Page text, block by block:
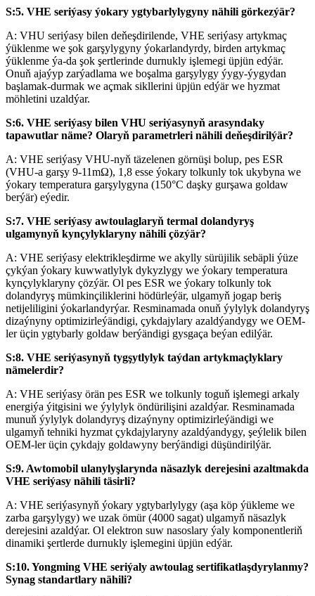
S:5. VHE seriýasy ýokary ygtybarlylygyny nähili görkezýär?
A: VHU seriýasy bilen deňeşdirilende, VHE seriýasy artykmaç
ýüklenme we şok garşylygyny ýokarlandyrdy, birden artykmaç
ýüklenme ýa-da şok şertlerinde durnukly işlemegi üpjün edýär.
Onuň ajaýyp zarýadlama we boşalma garşylygy ýygy-ýygydan
başlamak-durmak we açmak sikllerini üpjün edýär we hyzmat
möhletini uzaldýar.
S:6. VHE seriýasy bilen VHU seriýasynyň arasyndaky
tapawutlar näme? Olaryň parametrleri nähili deňeşdirilýär?
A: VHE seriýasy VHU-nyň täzelenen görnüşi bolup, pes ESR
(VHU-a garşy 9-11mΩ), 1,8 esse ýokary tolkunly tok ukybyna we
ýokary temperatura garşylygyna (150°C daşky gurşawa goldaw
berýär) eýedir.
S:7. VHE seriýasy awtoulaglaryň termal dolandyryş
ulgamynyň kynçylyklaryny nähili çözýär?
A: VHE seriýasy elektrikleşdirme we akylly sürüjilik sebäpli ýüze
çykýan ýokary kuwwatlylyk dykyzlygy we ýokary temperatura
kynçylyklaryny çözýär. Ol pes ESR we ýokary tolkunly tok
dolandyryş mümkinçiliklerini hödürleýär, ulgamyň jogap beriş
netijeliligini ýokarlandyrýar. Resminamada onuň ýylylyk dolandyryş
dizaýnyny optimizirleýändigi, çykdajylary azaldýandygy we OEM-
ler üçin ygtybarly goldaw berýändigi gysgaça beýan edilýär.
S:8. VHE seriýasynyň tygşytlylyk taýdan artykmaçlyklary
nämelerdir?
A: VHE seriýasy örän pes ESR we tolkunly toguň işlemegi arkaly
energiýa ýitgisini we ýylylyk öndürilişini azaldýar. Resminamada
munuň ýylylyk dolandyryş dizaýnyny optimizirleýändigi we
ulgamyň tehniki hyzmat çykdajylaryny azaldýandygy, şeýlelik bilen
OEM-ler üçin çykdajy goldawyny berýändigi düşündirilýär.
S:9. Awtomobil ulanylyşlarynda näsazlyk derejesini azaltmakda
VHE seriýasy nähili täsirli?
A: VHE seriýasynyň ýokary ygtybarlylygy (aşa köp ýükleme we
zarba garşylygy) we uzak ömür (4000 sagat) ulgamyň näsazlyk
derejesini azaldýar. Ol elektron suw nasoslary ýaly komponentleriň
dinamiki şertlerde durnukly işlemegini üpjün edýär.
S:10. Yongming VHE seriýaly awtoulag sertifikatlaşdyrylanmy?
Synag standartlary nähili?